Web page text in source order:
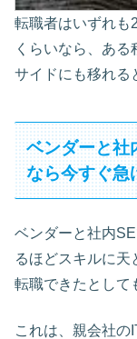
転職者はいずれも
くらいなら、あ
サイドにも移れる
ベンダーと社
なら今すぐ急
ベンダーと社内
るほどスキルに天
転職できたとして
これは、親会社の